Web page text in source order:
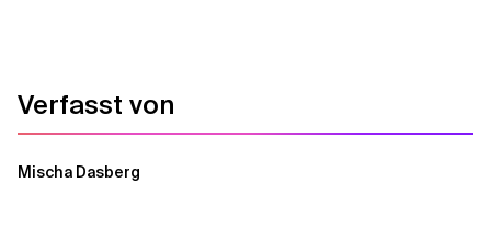
Verfasst von
Mischa Dasberg